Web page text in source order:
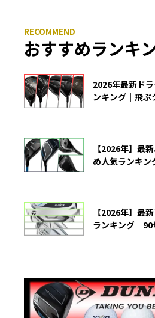
おすすめランキ
2026年最新ド
ンキング｜飛ぶ
【2026年】最
め人気ランキン
【2026年】最
ランキング｜90